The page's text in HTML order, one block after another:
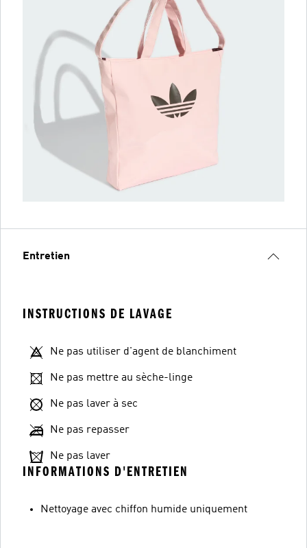
Entretien
INSTRUCTIONS DE LAVAGE
Ne pas utiliser d'agent de blanchiment
Ne pas mettre au sèche-linge
Ne pas laver à sec
Ne pas repasser
Ne pas laver
INFORMATIONS D'ENTRETIEN
Nettoyage avec chiffon humide uniquement